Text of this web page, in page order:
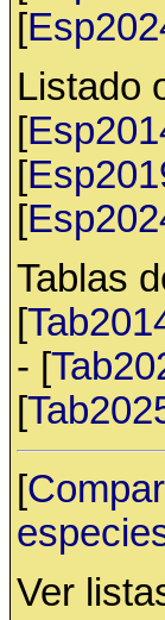
[
Listado
[
[
[
Tablas
[
- [
[
[
Ver